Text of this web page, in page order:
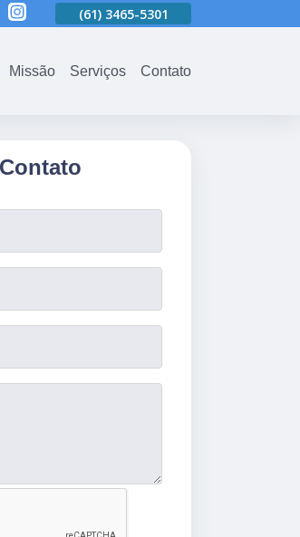
(61) 3465-5301
Missão Serviços Contato